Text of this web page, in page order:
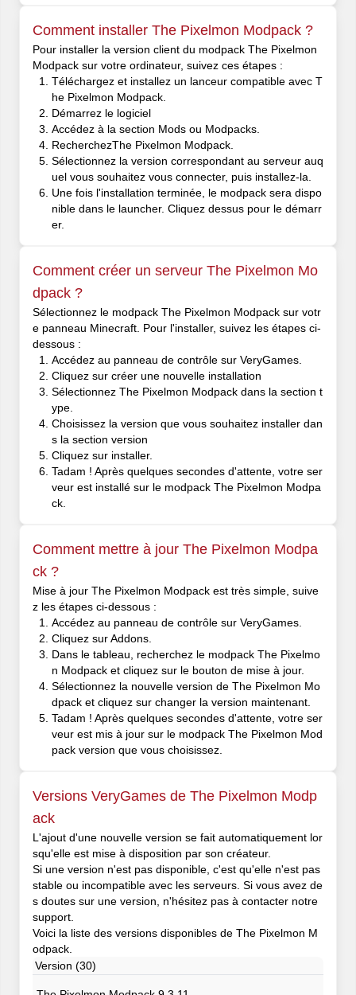
Comment installer The Pixelmon Modpack ?
Pour installer la version client du modpack The Pixelmon
Modpack sur votre ordinateur, suivez ces étapes :
Téléchargez et installez un lanceur compatible avec T
he Pixelmon Modpack.
Démarrez le logiciel
Accédez à la section Mods ou Modpacks.
RecherchezThe Pixelmon Modpack.
Sélectionnez la version correspondant au serveur auq
uel vous souhaitez vous connecter, puis installez-la.
Une fois l'installation terminée, le modpack sera dispo
nible dans le launcher. Cliquez dessus pour le démarr
er.
Comment créer un serveur The Pixelmon Mo
dpack ?
Sélectionnez le modpack The Pixelmon Modpack sur votr
e panneau Minecraft. Pour l'installer, suivez les étapes ci-
dessous :
Accédez au panneau de contrôle sur VeryGames.
Cliquez sur créer une nouvelle installation
Sélectionnez The Pixelmon Modpack dans la section t
ype.
Choisissez la version que vous souhaitez installer dan
s la section version
Cliquez sur installer.
Tadam ! Après quelques secondes d'attente, votre ser
veur est installé sur le modpack The Pixelmon Modpa
ck.
Comment mettre à jour The Pixelmon Modpa
ck ?
Mise à jour The Pixelmon Modpack est très simple, suive
z les étapes ci-dessous :
Accédez au panneau de contrôle sur VeryGames.
Cliquez sur Addons.
Dans le tableau, recherchez le modpack The Pixelmo
n Modpack et cliquez sur le bouton de mise à jour.
Sélectionnez la nouvelle version de The Pixelmon Mo
dpack et cliquez sur changer la version maintenant.
Tadam ! Après quelques secondes d'attente, votre ser
veur est mis à jour sur le modpack The Pixelmon Mod
pack version que vous choisissez.
Versions VeryGames de The Pixelmon Modp
ack
L'ajout d'une nouvelle version se fait automatiquement lor
squ'elle est mise à disposition par son créateur.
Si une version n'est pas disponible, c'est qu'elle n'est pas
stable ou incompatible avec les serveurs. Si vous avez de
s doutes sur une version, n'hésitez pas à contacter notre
support.
Voici la liste des versions disponibles de The Pixelmon M
odpack.
Version (30)